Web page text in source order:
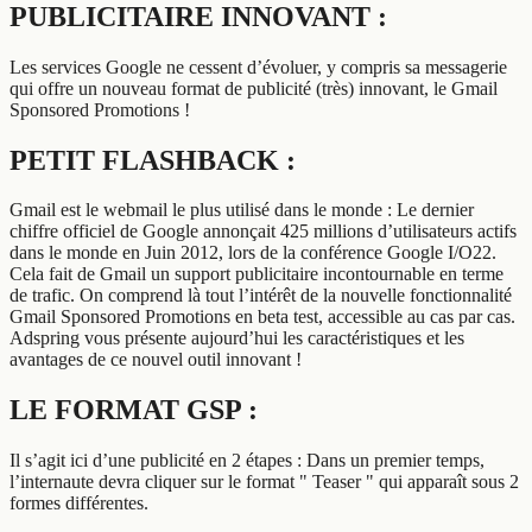
PUBLICITAIRE INNOVANT :
Les services Google ne cessent d’évoluer, y compris sa messagerie
qui offre un nouveau format de publicité (très) innovant, le Gmail
Sponsored Promotions !
PETIT FLASHBACK :
Gmail est le webmail le plus utilisé dans le monde : Le dernier
chiffre officiel de Google annonçait 425 millions d’utilisateurs actifs
dans le monde en Juin 2012, lors de la conférence Google I/O22.
Cela fait de Gmail un support publicitaire incontournable en terme
de trafic. On comprend là tout l’intérêt de la nouvelle fonctionnalité
Gmail Sponsored Promotions en beta test, accessible au cas par cas.
Adspring vous présente aujourd’hui les caractéristiques et les
avantages de ce nouvel outil innovant !
LE FORMAT GSP :
Il s’agit ici d’une publicité en 2 étapes : Dans un premier temps,
l’internaute devra cliquer sur le format " Teaser " qui apparaît sous 2
formes différentes.